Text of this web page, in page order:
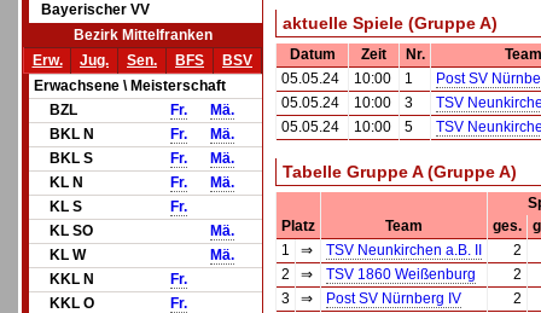
Bayerischer VV
Bezirk Mittelfranken
Erw.
Jug. Sen. BFS
BSV
Erwachsene \ Meisterschaft
BZL
Fr.
Mä.
BKL N
Fr.
Mä.
BKL S
Fr.
Mä.
KL N
Fr.
Mä.
KL S
Fr.
KL SO
Mä.
KL W
Mä.
KKL N
Fr.
KKL O
Fr.
aktuelle Spiele (Gruppe A)
Datum Zeit Nr.
05.05.24
10:00 1
Post SV
05.05.24
10:00 3
TSV
05.05.24
10:00 5 TSV
Tabelle Gruppe A (Gruppe A)
Platz
Team ges.
1
⇒ TSV Neunkirchen a.B. II
2
2
⇒ TSV 1860 Weißenburg
2
3
⇒ Post SV Nürnberg IV 2